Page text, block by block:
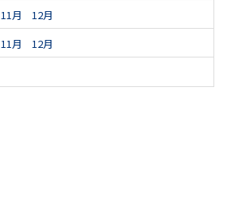
11月
12月
11月 12月